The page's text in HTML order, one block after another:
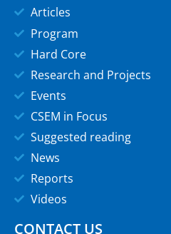
Articles
Program
Hard Core
Research and Projects
Events
CSEM in Focus
Suggested reading
News
Reports
Videos
CONTACT US